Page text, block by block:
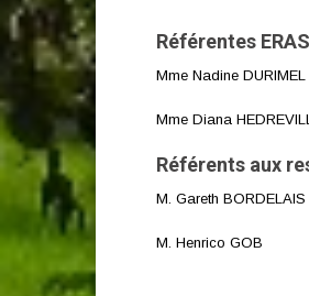
Référentes
Mme Nadine DURIMEL
Mme Diana
Référents aux
M. Gareth BORDELAIS
M. Henrico GOB